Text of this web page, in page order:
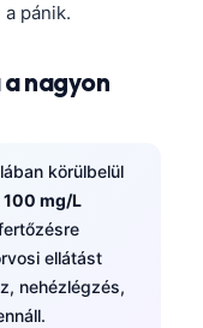
pánik.
nagyon
körülbelül
100 mg/L
ellátást
nehézlégzés,